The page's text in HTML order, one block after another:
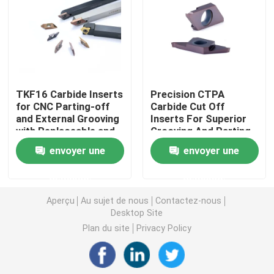
Carbure cannelant l'insertion
Outils de sondage de carbure
Matériel de carbure de tungstène
Carbure filetant des insertions
Insertions découpées
TKF16 Carbide Inserts
for CNC Parting-off
and External Grooving
with Replaceable and
Indexable Bits
envoyer une
Precision CTPA
Carbide Cut Off
Inserts For Superior
Grooving And Parting-
Off Performance
envoyer une
Aperçu Au sujet de nous
Contactez-nous
Desktop Site
Plan du site
Privacy Policy